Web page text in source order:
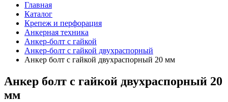
Главная
Каталог
Крепеж и перфорация
Анкерная техника
Анкер-болт с гайкой
Анкер-болт с гайкой двухраспорный
Анкер болт с гайкой двухраспорный 20 мм
Анкер болт с гайкой двухраспорный 20
мм